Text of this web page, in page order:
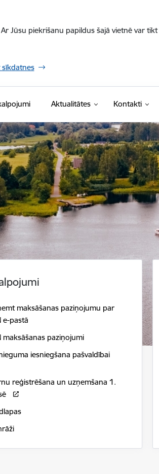
Jūsu piekrišanu papildus šajā vietnē var
sīkdatnes
Aktualitātes Kontakti
maksāšanas paziņojumu par
e-pastā
maksāšanas paziņojumi
iesniegšana pašvaldībai
reģistrēšana un uzņemšana 1.